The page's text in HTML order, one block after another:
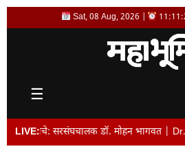
Skip
Sat, 08 Aug, 2026 |
☰
LIVE:
सरसंघचालक डॉ. मोहन भागवत | Dr. Mohan